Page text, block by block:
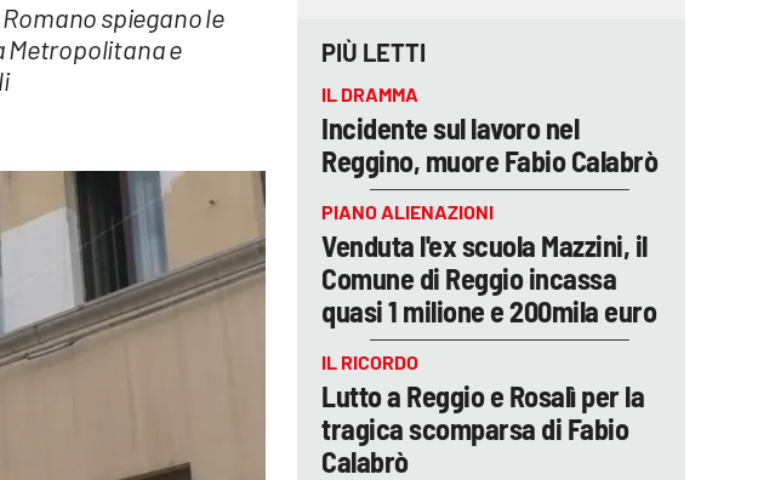
spiegano le
Metropolitana e
PIÙ LETTI
IL DRAMMA
Incidente sul lavoro nel
Reggino, muore Fabio Calabrò
PIANO ALIENAZIONI
Venduta l'ex scuola Mazzini, il
Comune di Reggio incassa
quasi 1 milione e 200mila euro
IL RICORDO
Lutto a Reggio e Rosalì per la
tragica scomparsa di Fabio
Calabrò